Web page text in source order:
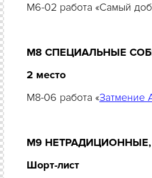
M6-02 работа «Самый
M8 СПЕЦИАЛЬНЫЕ
2 место
M8-06 работа «Затмение
M9
Шорт-лист